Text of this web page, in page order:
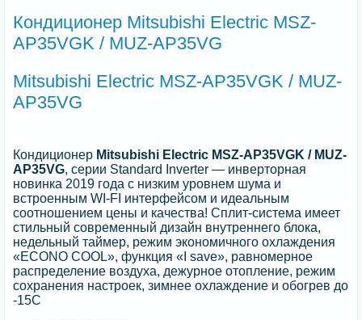
Кондиционер Mitsubishi Electric MSZ-
AP35VGK / MUZ-AP35VG
Mitsubishi Electric MSZ-AP35VGK / MUZ-
AP35VG
Кондиционер Mitsubishi Electric MSZ-AP35VGK / MUZ-
AP35VG, серии Standard Inverter — инверторная
новинка 2019 года с низким уровнем шума и
встроенным WI-FI интерфейсом и идеальным
соотношением цены и качества! Сплит-система имеет
стильный современный дизайн внутреннего блока,
недельный таймер, режим экономичного охлаждения
«ECONO COOL», функция «I save», равномерное
распределение воздуха, дежурное отопление, режим
сохранения настроек, зимнее охлаждение и обогрев до
-15С